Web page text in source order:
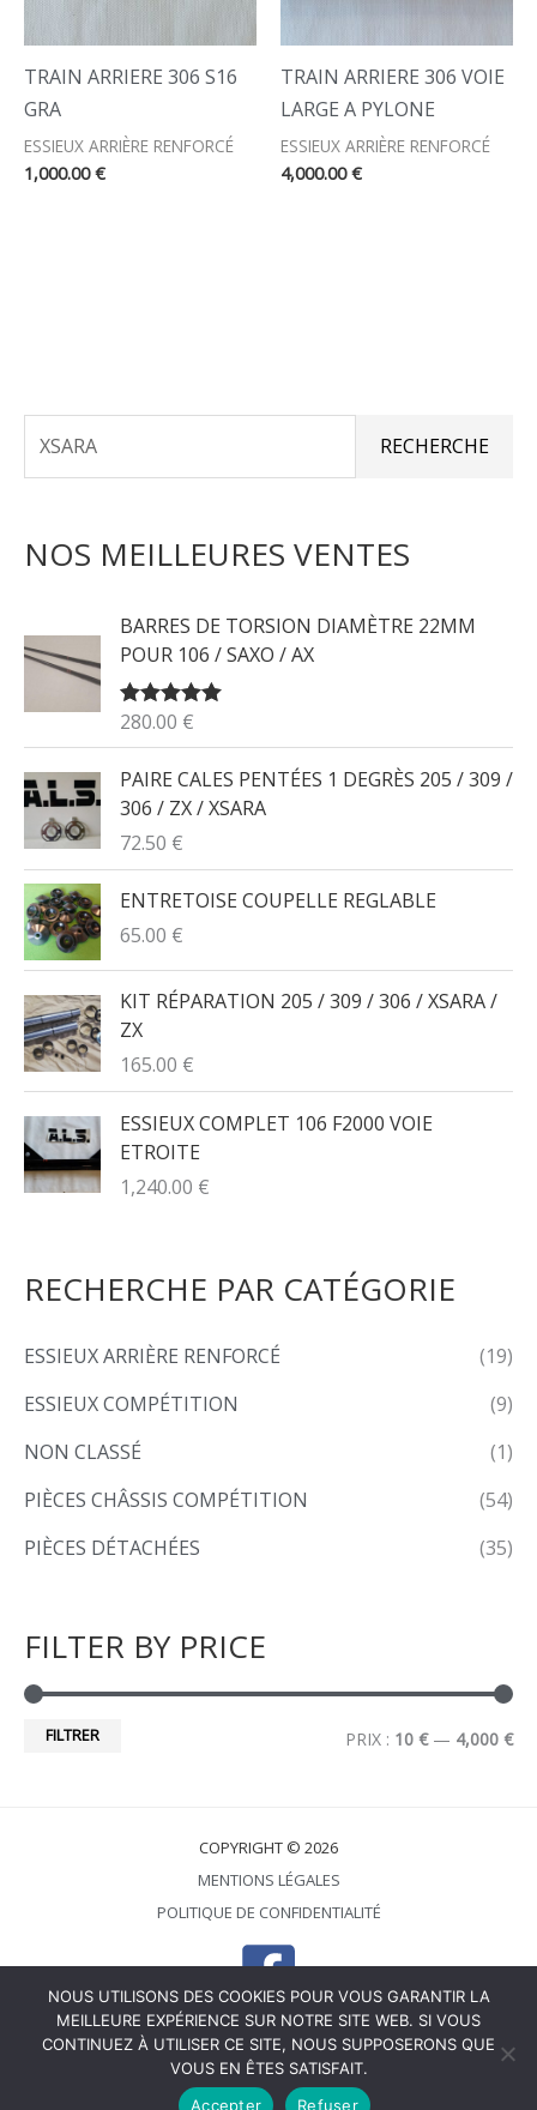
E
H
C
P
O
U
R
:
RECHERCHE
NOS MEILLEURES VENTES
BARRES DE TORSION DIAMÈTRE 22MM
POUR 106 / SAXO / AX
NOTE 5.00
280.00 €
PAIRE CALES PENTÉES 1 DEGRÈS 205 / 309 /
306 / ZX / XSARA
72.50 €
ENTRETOISE COUPELLE REGLABLE
65.00 €
KIT RÉPARATION 205 / 309 / 306 / XSARA /
ZX
165.00 €
ESSIEUX COMPLET 106 F2000 VOIE
ETROITE
1,240.00 €
RECHERCHE PAR CATÉGORIE
ESSIEUX ARRIÈRE RENFORCÉ
(19)
ESSIEUX COMPÉTITION
(9)
NON CLASSÉ
(1)
PIÈCES CHÂSSIS COMPÉTITION
(54)
PIÈCES DÉTACHÉES
(35)
FILTER BY PRICE
FILTRER PRIX : 10 €— 4,000 €
TRAIN ARRIERE 306 S16
GRA
ESSIEUX ARRIÈRE RENFORCÉ
1,000.00€
TRAIN ARRIERE 306 VOIE
LARGE A PYLONE
ESSIEUX ARRIÈRE RENFORCÉ
4,000.00€
COPYRIGHT © 2026
MENTIONS LÉGALES
POLITIQUE DE CONFIDENTIALITÉ
POWERED BY
CGV
NOUS UTILISONS DES COOKIES POUR VOUS GARANTIR LA
MEILLEURE EXPÉRIENCE SUR NOTRE SITE WEB. SI VOUS
CONTINUEZ À UTILISER CE SITE, NOUS SUPPOSERONS QUE
VOUS EN ÊTES SATISFAIT.
Accepter
Refuser